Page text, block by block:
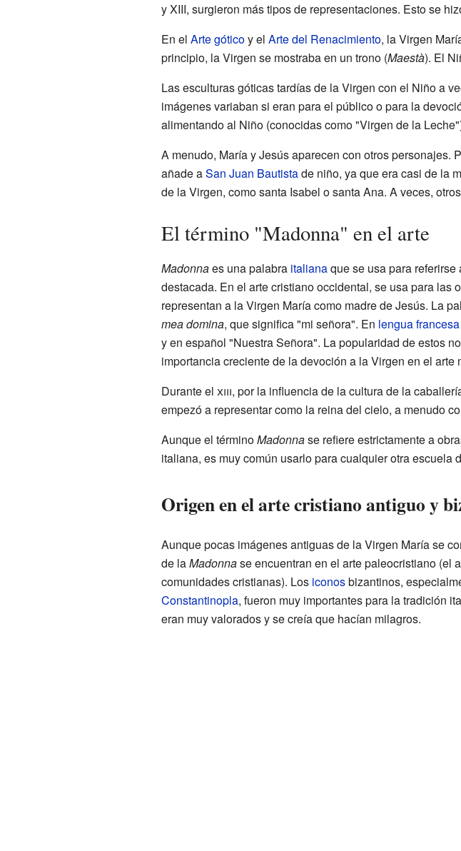
y XIII, surgieron más tipos de representaciones. Esto se
En el Arte góticoy el Arte del Renacimiento, la Virgen
principio, la Virgen se mostraba en un trono (Maestà). El
Las esculturas góticas tardías de la Virgen con el Niño a
imágenes variaban si eran para el público o para la
alimentando al Niño (conocidas como "Virgen de la
A menudo, María y Jesús aparecen con otros personajes.
añade aSan Juan Bautistade niño, ya que era casi de la
de la Virgen, como santa Isabel o santa Ana. A veces,
El término "Madonna" en el arte
Madonnaes una palabra italianaque se usa para referirse
destacada. En el arte cristiano occidental, se usa para las
representan a la Virgen María como madre de Jesús. La
mea domina, que significa "mi señora". En lengua francesa
y en español "Nuestra Señora". La popularidad de estos
importancia creciente de la devoción a la Virgen en el arte
Durante el xiii, por la influencia de la cultura de la
empezó a representar como la reina del cielo, a menudo
Aunque el términoMadonnase refiere estrictamente a
italiana, es muy común usarlo para cualquier otra escuela
Origen en el arte cristiano antiguo y
Aunque pocas imágenes antiguas de la Virgen María se
de laMadonnase encuentran en el arte paleocristiano (el
comunidades cristianas). Los iconosbizantinos,
Constantinopla, fueron muy importantes para la tradición
eran muy valorados y se creía que hacían milagros.